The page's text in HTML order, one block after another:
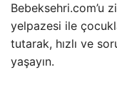
Bebeksehri.com’u
yelpazesi ile
tutarak, hızlı ve
yaşayın.